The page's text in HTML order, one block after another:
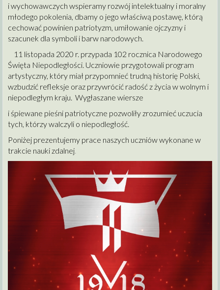
i wychowawczych wspieramy rozwój intelektualny i moralny
młodego pokolenia, dbamy o jego właściwą postawę, którą
cechować powinien patriotyzm, umiłowanie ojczyzny i
szacunek dla symboli i barw narodowych.
11 listopada 2020 r. przypada 102 rocznica Narodowego
Święta Niepodległości. Uczniowie przygotowali program
artystyczny, który miał przypomnieć trudną historię Polski,
wzbudzić refleksje oraz przywrócić radość z życia w wolnym i
niepodległym kraju. Wygłaszane wiersze
i śpiewane pieśni patriotyczne pozwoliły zrozumieć uczucia
tych, którzy walczyli o niepodległość.
Poniżej prezentujemy prace naszych uczniów wykonane w
trakcie nauki zdalnej